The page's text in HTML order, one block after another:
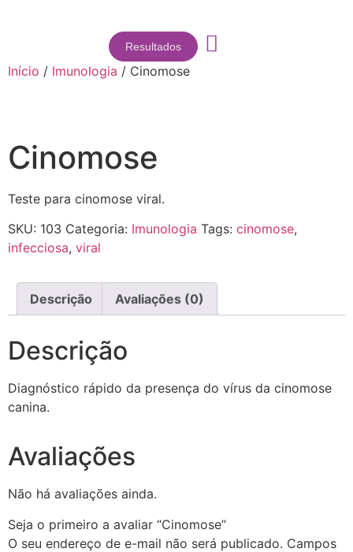
Resultados
Início / Imunologia / Cinomose
Cinomose
Teste para cinomose viral.
SKU: 103 Categoria: Imunologia Tags: cinomose,
infecciosa, viral
Descrição Avaliações (0)
Descrição
Diagnóstico rápido da presença do vírus da cinomose
canina.
Avaliações
Não há avaliações ainda.
Seja o primeiro a avaliar “Cinomose”
O seu endereço de e-mail não será publicado. Campos